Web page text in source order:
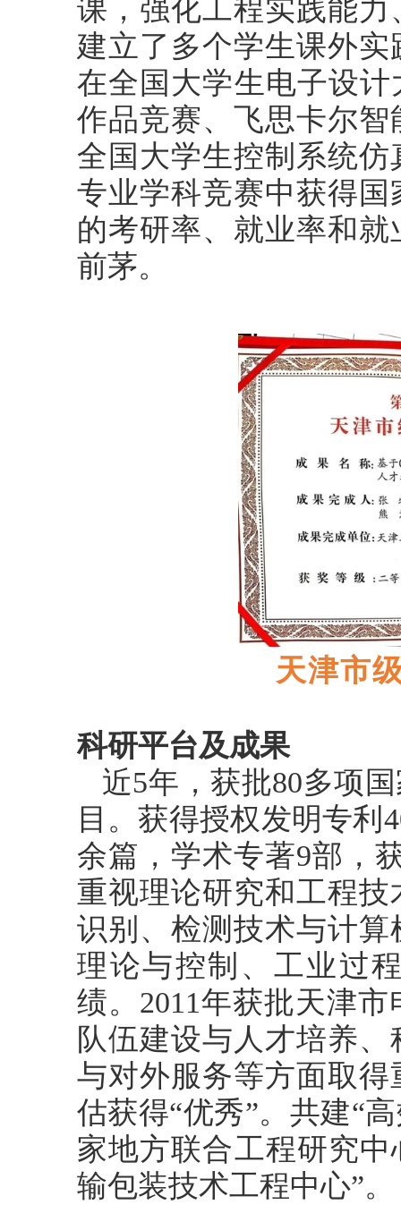
课，强化工程实践能
建立了多个学生课外
在全国大学生电子设计
作品竞赛、飞思卡尔
全国大学生控制系统
专业学科竞赛中获得
的考研率、就业率和
前茅。
天津市
科研平台及成果
近5年，获批80多项
目。获得授权发明专利
余篇，学术专著9部，
重视理论研究和工程
识别、检测技术与计
理论与控制、工业过
绩。2011年获批天津
队伍建设与人才培养
与对外服务等方面取得
估获得“优秀”。共建“
家地方联合工程研究
输包装技术工程中心”。